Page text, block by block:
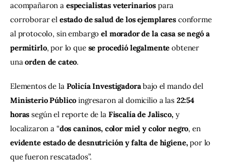
acompañaron a especialistas veterinarios para
corroborar el estado de salud de los ejemplares conforme
al protocolo, sin embargo el morador de la casa se negó a
permitirlo, por lo que se procedió legalmente obtener
una orden de cateo.
Elementos de la Policía Investigadora bajo el mando del
Ministerio Público ingresaron al domicilio a las 22:54
horas según el reporte de la Fiscalía de Jalisco, y
localizaron a “dos caninos, color miel y color negro, en
evidente estado de desnutrición y falta de higiene, por lo
que fueron rescatados”.